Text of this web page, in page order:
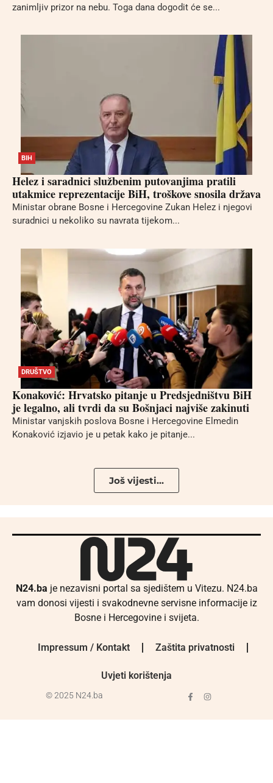
zanimljiv prizor na nebu. Toga dana dogodit će se...
BIH
Helez i saradnici službenim putovanjima pratili
utakmice reprezentacije BiH, troškove snosila država
Ministar obrane Bosne i Hercegovine Zukan Helez i njegovi
suradnici u nekoliko su navrata tijekom...
DRUŠTVO
Konaković: Hrvatsko pitanje u Predsjedništvu BiH
je legalno, ali tvrdi da su Bošnjaci najviše zakinuti
Ministar vanjskih poslova Bosne i Hercegovine Elmedin
Konaković izjavio je u petak kako je pitanje...
Još vijesti...
N24.ba je nezavisni portal sa sjedištem u Vitezu. N24.ba
vam donosi vijesti i svakodnevne servisne informacije iz
Bosne i Hercegovine i svijeta.
Impressum / Kontakt Zaštita privatnosti
Uvjeti korištenja
© 2025 N24.ba